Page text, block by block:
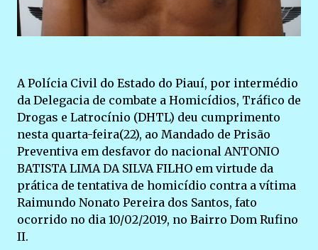
A Polícia Civil do Estado do Piauí, por intermédio
da Delegacia de combate a Homicídios, Tráfico de
Drogas e Latrocínio (DHTL) deu cumprimento
nesta quarta-feira(22), ao Mandado de Prisão
Preventiva em desfavor do nacional ANTONIO
BATISTA LIMA DA SILVA FILHO em virtude da
prática de tentativa de homicídio contra a vítima
Raimundo Nonato Pereira dos Santos, fato
ocorrido no dia 10/02/2019, no Bairro Dom Rufino
II.